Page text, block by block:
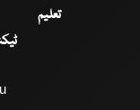
تعلیم